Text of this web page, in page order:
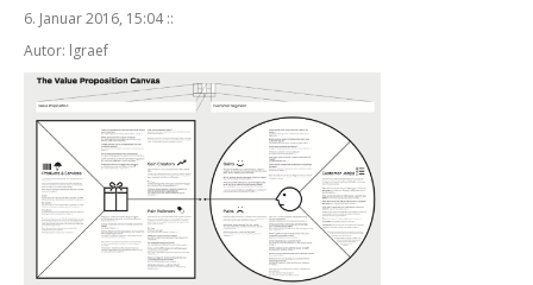
6. Januar 2016, 15:04 ::
Autor: lgraef